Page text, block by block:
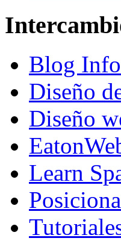
Blog
Diseño
Diseño
Learn